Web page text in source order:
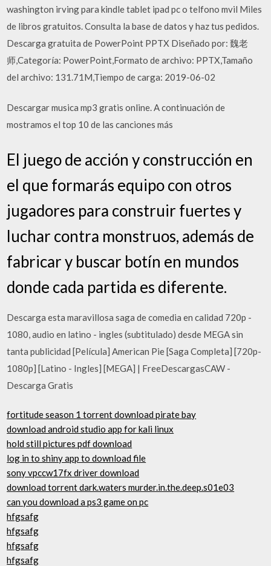
washington irving para kindle tablet ipad pc o telfono mvil Miles
de libros gratuitos. Consulta la base de datos y haz tus pedidos.
Descarga gratuita de PowerPoint PPTX Diseñado por: 魏老
师,Categoría: PowerPoint,Formato de archivo: PPTX,Tamaño
del archivo: 131.71M,Tiempo de carga: 2019-06-02
Descargar musica mp3 gratis online. A continuación de
mostramos el top 10 de las canciones más
El juego de acción y construcción en
el que formarás equipo con otros
jugadores para construir fuertes y
luchar contra monstruos, además de
fabricar y buscar botín en mundos
donde cada partida es diferente.
Descarga esta maravillosa saga de comedia en calidad 720p -
1080, audio en latino - ingles (subtitulado) desde MEGA sin
tanta publicidad [Película] American Pie [Saga Completa] [720p-
1080p] [Latino - Ingles] [MEGA] | FreeDescargasCAW -
Descarga Gratis
fortitude season 1 torrent download pirate bay
download android studio app for kali linux
hold still pictures pdf download
log in to shiny app to download file
sony vpccw17fx driver download
download torrent dark.waters murder.in.the.deep.s01e03
can you download a ps3 game on pc
hfgsafg
hfgsafg
hfgsafg
hfgsafg